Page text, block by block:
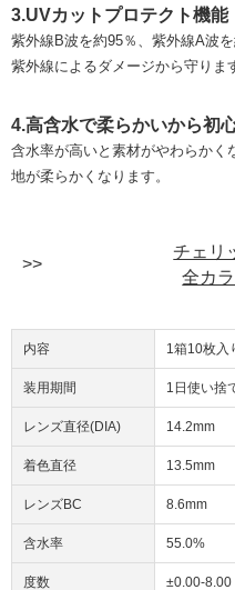
3.UVカットプロテクト機能
紫外線B波を約95％、紫外線A波を
紫外線によるダメージから守りま
4.高含水で柔らかいから初
含水率が高いと素材がやわらかく
地が柔らかくなります。
チェリ
全カ
内容 1箱10枚入
装用期間 1日使い捨
レンズ直径(DIA) 14.2mm
着色直径 13.5mm
レンズBC 8.6mm
含水率 55.0%
度数 ±0.00-8.00